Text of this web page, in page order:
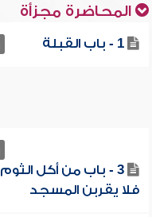
المحاضرة مجزأة
1 - باب القبلة
3 - باب من أكل الثوم
فلا يقربن المسجد